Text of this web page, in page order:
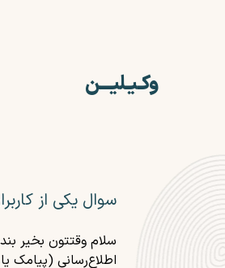
وکـیـلیـــن
سوال یکی از
سلام وقتتون بخیر
اطلاع‌رسانی (پیامک